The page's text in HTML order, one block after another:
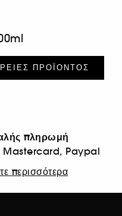
ΠΡΟΪΌΝΤΟΣ
πληρωμή
Mastercard, Paypal
περισσότερα